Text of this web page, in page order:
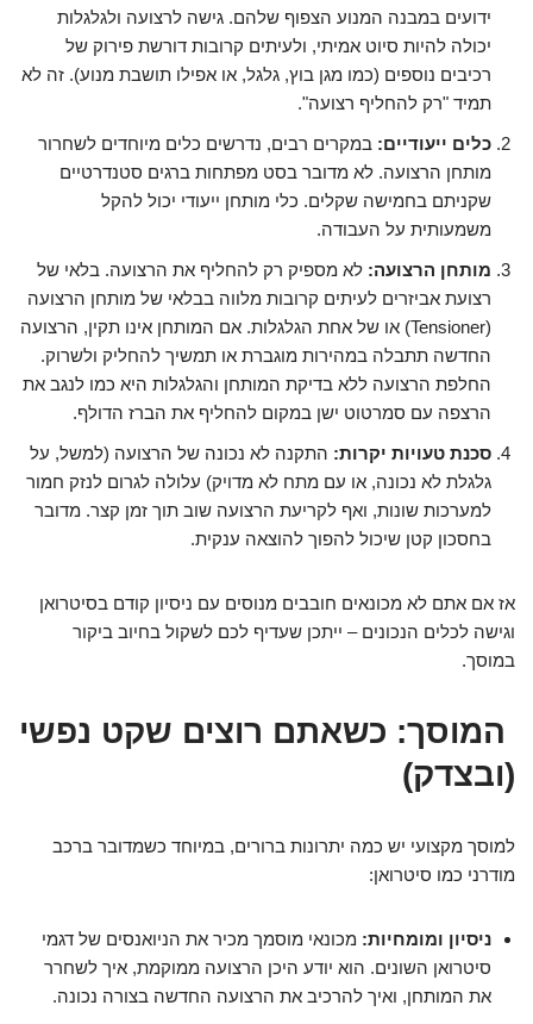
ידועים במבנה המנוע הצפוף שלהם. גישה לרצועה ולגלגלות
יכולה להיות סיוט אמיתי, ולעיתים קרובות דורשת פירוק של
רכיבים נוספים (כמו מגן בוץ, גלגל, או אפילו תושבת מנוע). זה לא
תמיד "רק להחליף רצועה".
כלים ייעודיים: במקרים רבים, נדרשים כלים מיוחדים לשחרור
מותחן הרצועה. לא מדובר בסט מפתחות ברגים סטנדרטיים
שקניתם בחמישה שקלים. כלי מותחן ייעודי יכול להקל
משמעותית על העבודה.
מותחן הרצועה: לא מספיק רק להחליף את הרצועה. בלאי של
רצועת אביזרים לעיתים קרובות מלווה בבלאי של מותחן הרצועה
(Tensioner) או של אחת הגלגלות. אם המותחן אינו תקין, הרצועה
החדשה תתבלה במהירות מוגברת או תמשיך להחליק ולשרוק.
החלפת הרצועה ללא בדיקת המותחן והגלגלות היא כמו לנגב את
הרצפה עם סמרטוט ישן במקום להחליף את הברז הדולף.
סכנת טעויות יקרות: התקנה לא נכונה של הרצועה (למשל, על
גלגלת לא נכונה, או עם מתח לא מדויק) עלולה לגרום לנזק חמור
למערכות שונות, ואף לקריעת הרצועה שוב תוך זמן קצר. מדובר
בחסכון קטן שיכול להפוך להוצאה ענקית.
אז אם אתם לא מכונאים חובבים מנוסים עם ניסיון קודם בסיטרואן
וגישה לכלים הנכונים – ייתכן שעדיף לכם לשקול בחיוב ביקור
במוסך.
המוסך: כשאתם רוצים שקט נפשי
(ובצדק)
למוסך מקצועי יש כמה יתרונות ברורים, במיוחד כשמדובר ברכב
מודרני כמו סיטרואן:
ניסיון ומומחיות: מכונאי מוסמך מכיר את הניואנסים של דגמי
סיטרואן השונים. הוא יודע היכן הרצועה ממוקמת, איך לשחרר
את המותחן, ואיך להרכיב את הרצועה החדשה בצורה נכונה.